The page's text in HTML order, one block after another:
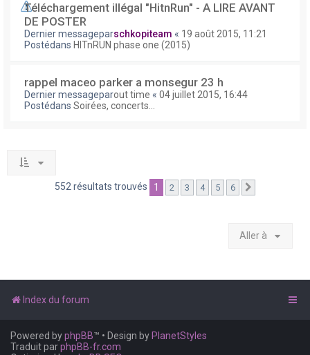
Téléchargement illégal "HitnRun" - A LIRE AVANT
DE POSTER
Dernier messageparschkopiteam « 19 août 2015, 11:21
Postédans HITnRUN phase one (2015)
rappel maceo parker a monsegur 23 h
Dernier messageparout time « 04 juillet 2015, 16:44
Postédans Soirées, concerts...
552 résultats trouvés 1 2 3 4 5 6
Aller à
Index du forum
Powered byphpBB™ • Design by PlanetStyles
Traduit parphpBB-fr.com